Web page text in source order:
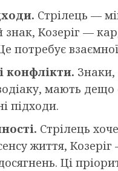
Стрілець —
знак, Козеріг —
потребує
конфлікти. Знаки,
мають дещо
підходи.
Стрілець
життя, Козеріг
Ці